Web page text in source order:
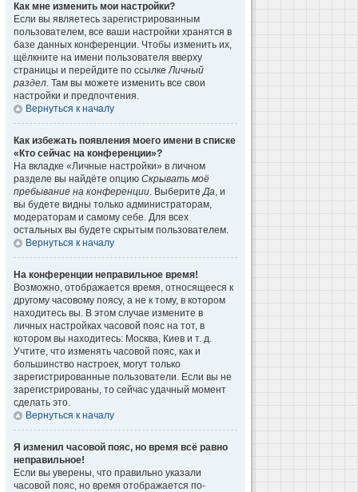
Как мне изменить мои настройки?
Если вы являетесь зарегистрированным
пользователем, все ваши настройки хранятся в
базе данных конференции. Чтобы изменить их,
щёлкните на имени пользователя вверху
страницы и перейдите по ссылкеЛичный
раздел. Там вы можете изменить все свои
настройки и предпочтения.
Вернуться к началу
Как избежать появления моего имени в списке
«Кто сейчас на конференции»?
На вкладке «Личные настройки» в личном
разделе вы найдёте опцию Скрывать моё
пребывание на конференции. ВыберитеДа, и
вы будете видны только администраторам,
модераторам и самому себе. Для всех
остальных вы будете скрытым пользователем.
Вернуться к началу
На конференции неправильное время!
Возможно, отображается время, относящееся к
другому часовому поясу, а не к тому, в котором
находитесь вы. В этом случае измените в
личных настройках часовой пояс на тот, в
котором вы находитесь: Москва, Киев и т. д.
Учтите, что изменять часовой пояс, как и
большинство настроек, могут только
зарегистрированные пользователи. Если вы не
зарегистрированы, то сейчас удачный момент
сделать это.
Вернуться к началу
Я изменил часовой пояс, но время всё равно
неправильное!
Если вы уверены, что правильно указали
часовой пояс, но время отображается по-